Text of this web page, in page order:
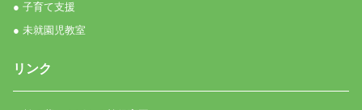
● 子育て支援
● 未就園児教室
リンク